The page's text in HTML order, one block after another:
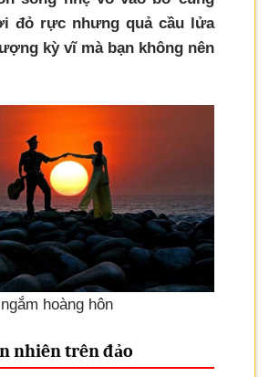
đỏ rực nhưng quả cầu lửa
kỳ vĩ mà bạn không nên
hoàng hôn
nhiên trên đảo